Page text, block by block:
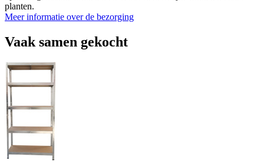
planten.
Meer informatie over de bezorging
Vaak samen gekocht